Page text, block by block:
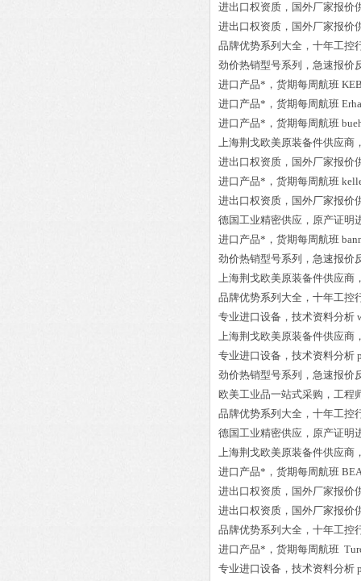
进出口权资质，国外厂家报价
进出口权资质，国外厂家报价
品牌优势系列大全，十年工控
劲价热销型号系列，急速报价
进口产品*，货期每周航班
进口产品*，货期每周航班
进口产品*，货期每周航班
上海荆戈欧美原装备件供应商
进出口权资质，国外厂家报价
进口产品*，货期每周航班
进出口权资质，国外厂家报价
德国工业精密供应，原产证明
进口产品*，货期每周航班
劲价热销型号系列，急速报价
上海荆戈欧美原装备件供应商
品牌优势系列大全，十年工控
专业进口设备，技术资料分析
上海荆戈欧美原装备件供应商
专业进口设备，技术资料分析
劲价热销型号系列，急速报价
欧美工业品一站式采购，工程
品牌优势系列大全，十年工控
德国工业精密供应，原产证明
上海荆戈欧美原装备件供应商
进口产品*，货期每周航班
进出口权资质，国外厂家报价
进出口权资质，国外厂家报价
品牌优势系列大全，十年工控
进口产品*，货期每周航班
专业进口设备，技术资料分析